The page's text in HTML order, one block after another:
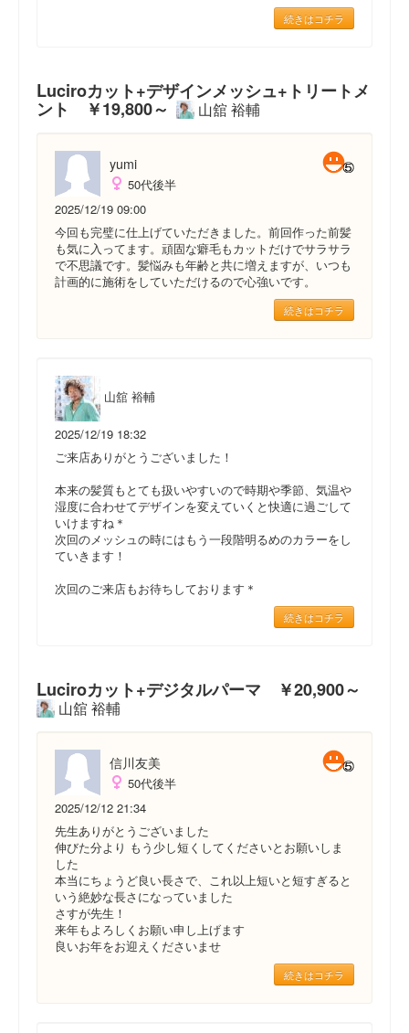
続きはコチラ
Luciroカット+デザインメッシュ+トリートメ
ント ￥19,800～ 山舘 裕輔
yumi
50代後半
2025/12/19 09:00
今回も完璧に仕上げていただきました。前回作った前髪
も気に入ってます。頑固な癖毛もカットだけでサラサラ
で不思議です。髪悩みも年齢と共に増えますが、いつも
計画的に施術をしていただけるので心強いです。
続きはコチラ
山舘 裕輔
2025/12/19 18:32
ご来店ありがとうございました！
本来の髪質もとても扱いやすいので時期や季節、気温や
湿度に合わせてデザインを変えていくと快適に過ごして
いけますね＊
次回のメッシュの時にはもう一段階明るめのカラーをし
ていきます！
次回のご来店もお待ちしております＊
続きはコチラ
Luciroカット+デジタルパーマ ￥20,900～
山舘 裕輔
信川友美
50代後半
2025/12/12 21:34
先生ありがとうございました
伸びた分より もう少し短くしてくださいとお願いしま
した
本当にちょうど良い長さで、これ以上短いと短すぎると
いう絶妙な長さになっていました
さすが先生！
来年もよろしくお願い申し上げます
良いお年をお迎えくださいませ
続きはコチラ